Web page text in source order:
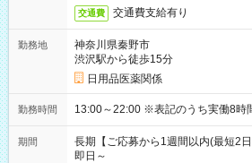
交通費 交通費支給有り
勤務地
神奈川県秦野市
渋沢駅から徒歩15分
日用品医薬関係
勤務時間 13:00～22:00 ※表記のうち実働8
期間
長期【ご応募から1週間以内(最短2
即日～